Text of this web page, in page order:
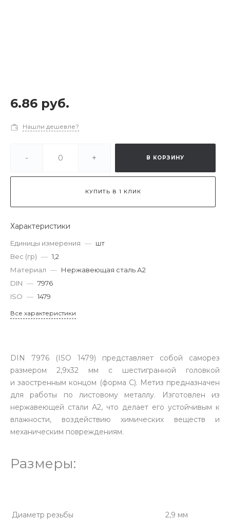
6.86 руб.
Нашли дешевле?
- + В КОРЗИНУ
КУПИТЬ В 1 КЛИК
Характеристики
Единицы измерения — шт
Вес (гр) — 1,2
Материал — Нержавеющая сталь А2
DIN — 7976
ISO — 1479
Все характеристики
DIN 7976 (ISO 1479) представляет собой саморез
размером 2,9х32 мм с шестигранной головкой
и заостренным концом (форма C). Метиз предназначен
для работы по листовому металлу. Изготовлен из
нержавеющей стали А2, что делает его устойчивым к
влажности, воздействию химических веществ и
механическим повреждениям.
Размеры:
Диаметр резьбы
2,9 мм